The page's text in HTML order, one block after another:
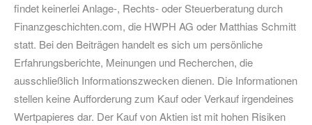
findet keinerlei Anlage-, Rechts- oder Steuerberatung durch
Finanzgeschichten.com, die HWPH AG oder Matthias Schmitt
statt. Bei den Beiträgen handelt es sich um persönliche
Erfahrungsberichte, Meinungen und Recherchen, die
ausschließlich Informationszwecken dienen. Die Informationen
stellen keine Aufforderung zum Kauf oder Verkauf irgendeines
Wertpapieres dar. Der Kauf von Aktien ist mit hohen Risiken